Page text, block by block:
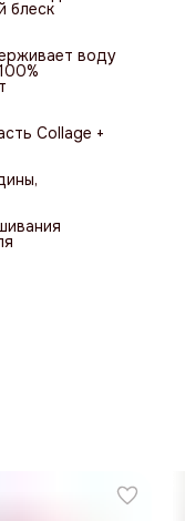
блеск
воду
Collage +